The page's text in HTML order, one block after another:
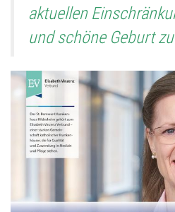
aktuellen
und schöne Geburt